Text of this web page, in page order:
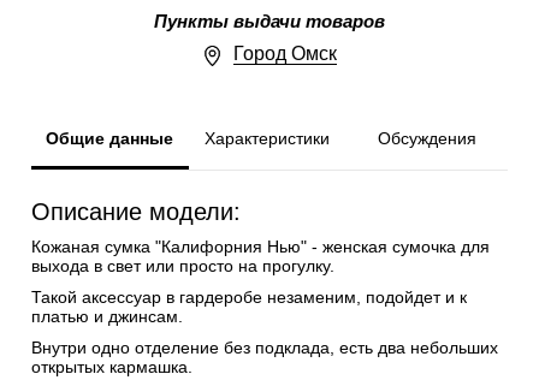
Пункты выдачи товаров
Город Омск
Общие данные Характеристики Обсуждения
Описание модели:
Кожаная сумка "Калифорния Нью" - женская сумочка для
выхода в свет или просто на прогулку.
Такой аксессуар в гардеробе незаменим, подойдет и к
платью и джинсам.
Внутри одно отделение без подклада, есть два небольших
открытых кармашка.